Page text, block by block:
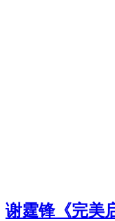
谢霆锋《完美